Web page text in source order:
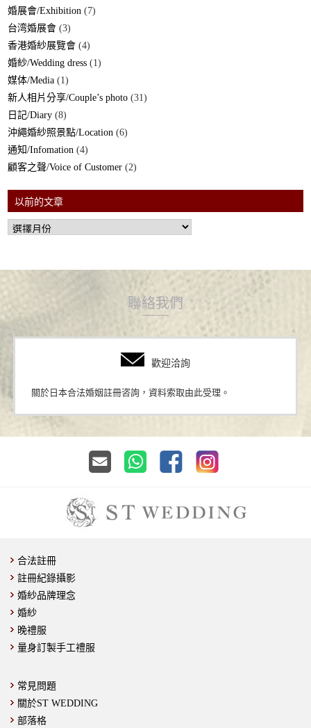
婚展會/Exhibition (7)
台湾婚展會 (3)
香港婚紗展覽會 (4)
婚紗/Wedding dress (1)
媒体/Media (1)
新人相片分享/Couple’s photo (31)
日記/Diary (8)
沖繩婚紗照景點/Location (6)
通知/Infomation (4)
顧客之聲/Voice of Customer (2)
以前的文章
聯絡我們
歡迎洽詢
關於日本合法婚姻註冊咨詢，資料索取由此受理。
合法註冊
註冊紀錄攝影
婚紗品牌理念
婚紗
晚禮服
量身訂製手工禮服
常見問題
關於ST WEDDING
部落格